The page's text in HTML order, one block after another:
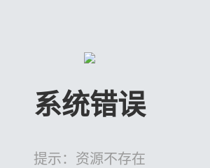
系统错误
提示：资源不存在